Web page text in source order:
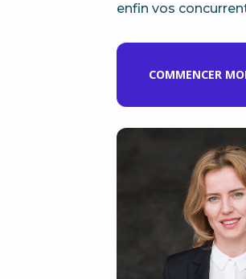
enfin vos
COMMENCER